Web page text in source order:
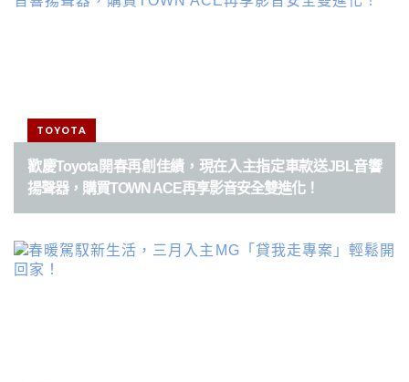
TOYOTA
歡慶Toyota開春再創佳績，現在入主指定車款送JBL音響
揚聲器，購買TOWN ACE再享影音安全雙進化！